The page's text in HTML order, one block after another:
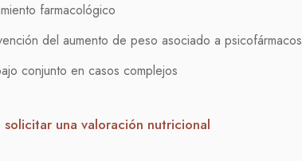
farmacológico
del aumento de peso asociado a psicofármacos
conjunto en casos complejos
solicitar una valoración nutricional